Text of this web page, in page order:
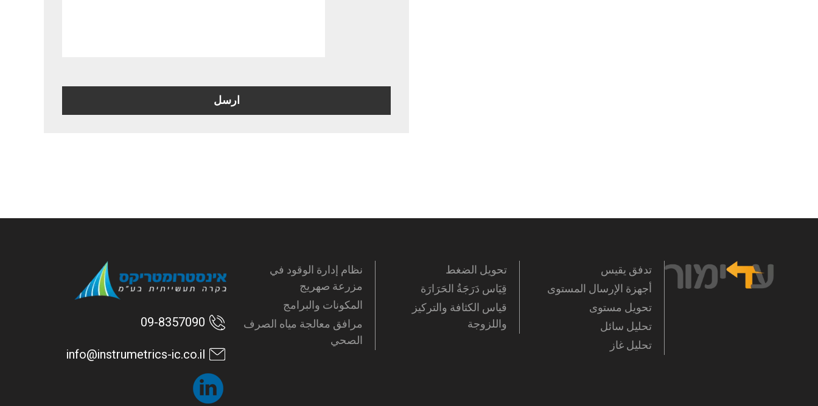
تدفق يقيس
أجهزة الإرسال المستوى
تحويل مستوى
تحليل سائل
تحليل غاز
تحويل الضغط
قِيَاس دَرَجَةُ الحَرَارَة
قياس الكثافة والتركيز
واللزوجة
نظام إدارة الوقود في
مزرعة صهريج
المكونات والبرامج
مرافق معالجة مياه الصرف
الصحي
09-8357090
info@instrumetrics-ic.co.il